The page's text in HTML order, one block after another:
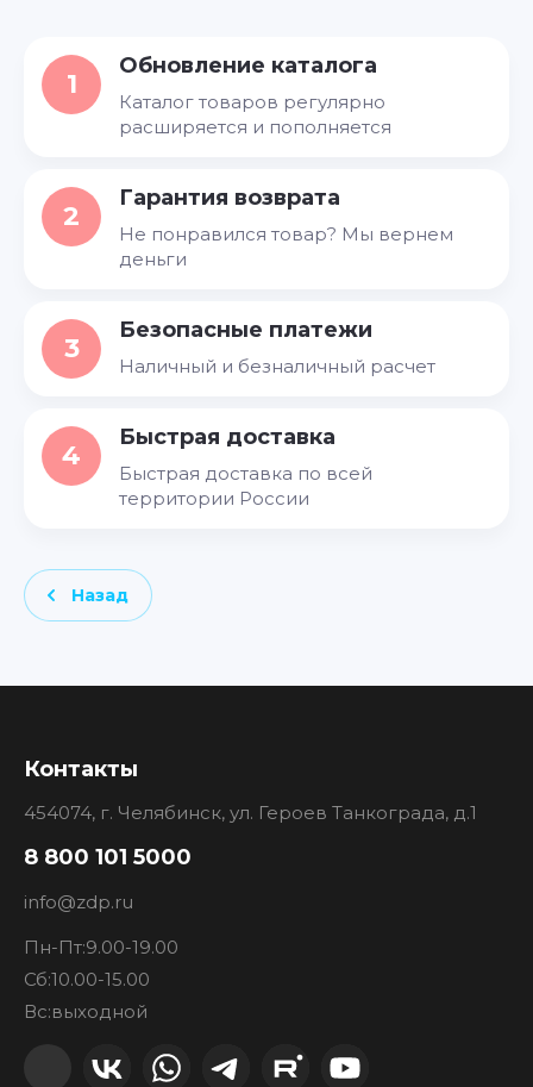
1
Обновление каталога
Каталог товаров регулярно
расширяется и пополняется
2
Гарантия возврата
Не понравился товар? Мы вернем
деньги
3
Безопасные платежи
Наличный и безналичный расчет
4
Быстрая доставка
Быстрая доставка по всей
территории России
Назад
Контакты
454074, г. Челябинск, ул. Героев Танкограда, д.1
8 800 101 5000
info@zdp.ru
Пн-Пт:9.00-19.00
Сб:10.00-15.00
Вс:выходной